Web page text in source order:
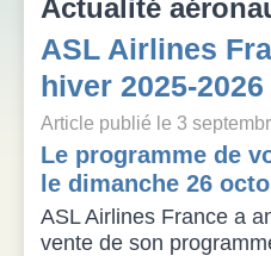
Actualité
ASL Airlines
hiver 2025-2026
Article publié le 3
Le programme de
le dimanche 26
ASL Airlines France a
vente de son